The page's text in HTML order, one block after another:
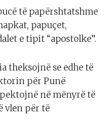
të papërshtatshme
papuçet,
e tipit “apostolke”.
theksojnë se edhe të
për Punë
në mënyrë të
vlen për të